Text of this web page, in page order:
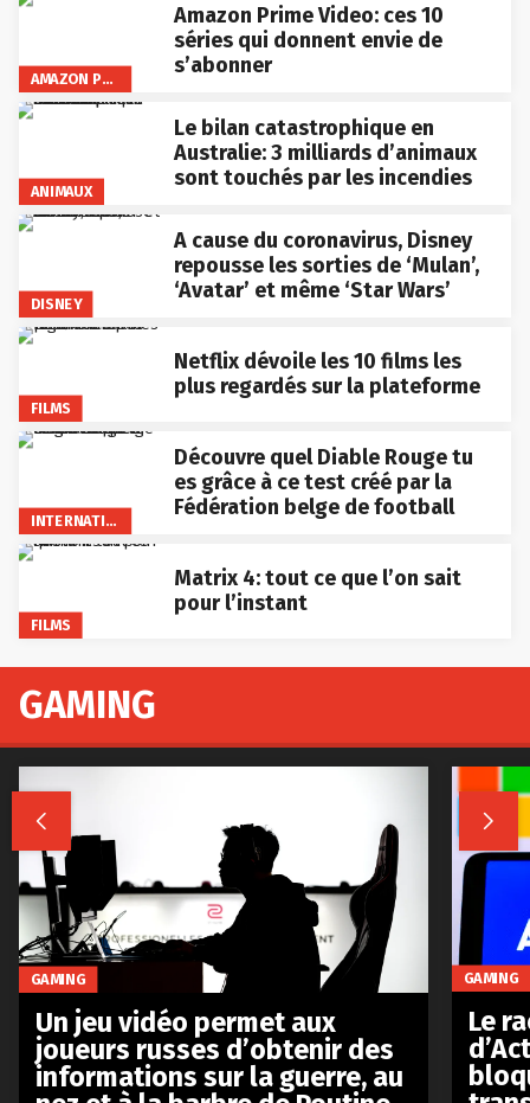
AMAZON PRIME VIDEO
Amazon Prime Video: ces 10
séries qui donnent envie de
s’abonner
ANIMAUX
Le bilan catastrophique en
Australie: 3 milliards d’animaux
sont touchés par les incendies
DISNEY
A cause du coronavirus, Disney
repousse les sorties de ‘Mulan’,
‘Avatar’ et même ‘Star Wars’
FILMS
Netflix dévoile les 10 films les
plus regardés sur la plateforme
INTERNATIONAL
Découvre quel Diable Rouge tu
es grâce à ce test créé par la
Fédération belge de football
FILMS
Matrix 4: tout ce que l’on sait
pour l’instant
GAMING
 
GAMING
Un jeu vidéo permet aux
joueurs russes d’obtenir des
informations sur la guerre, au
GAMING
Le